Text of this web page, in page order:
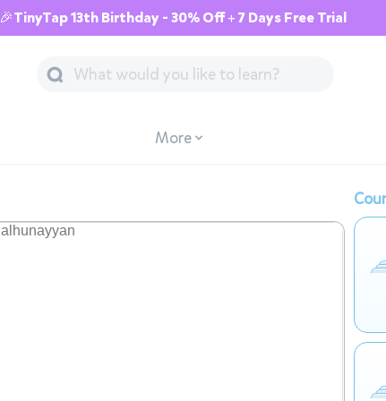
🎉TinyTap 13th Birthday - 30% Off + 7 Days Free Trial
More